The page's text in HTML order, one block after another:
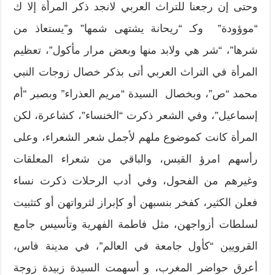
وحتى إن رجعنا للتراث العربي لانجد ذكر المرأة إلا ك
“موؤودة” وكـ “ريحانة يشتهى شمها” و”يستعاذ من
شرها”، “شر هي ولابد منها وبعض مرار مأكول”، تعظيم
المرأة في التراث العربي أتى بذكر خصال زوجات النبي
محمد “ص”، وبخصال السيدة “مريم العذراء” وبصبر “أم
إسماعيل”، وفي الشعر ذكرت “الخنساء”، كشاعرة، لكن
المرأة كانت كموضوع ملهم لأجمل شعر الشعراء، وعلى
رأسهم امرؤ القيس، والباقي من شعراء المعلقات
وغيرهم من الفحول، وفي أدب الرحلات ذكرت نساء
فعلن الكثير، كفخر بنسبهن أو كإبراز لثرواتهن أو كتثبيت
لسلطات أزواجهن، مثل فاطمة الفهرية وتأسيس جامع
القرويين “كأول جامعة في العالم”، في مدينة فاس،
أعرق حواضر المغرب، و أسهمت السيدة زبيدة زوجة